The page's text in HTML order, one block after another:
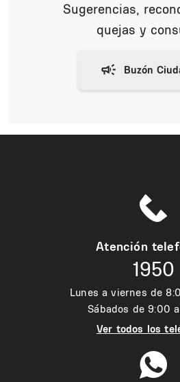
Sugerencias,
quejas y
Atención
1950
Lunes a viernes de
Sábados de 9:00
Ver todos los